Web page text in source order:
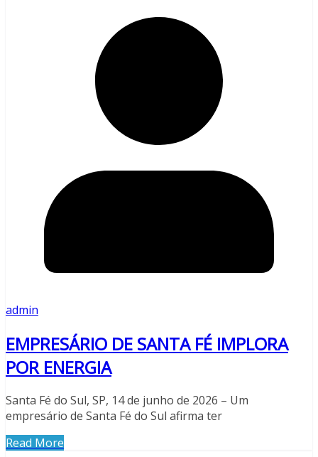
admin
EMPRESÁRIO DE SANTA FÉ IMPLORA
POR ENERGIA
Santa Fé do Sul, SP, 14 de junho de 2026 – Um
empresário de Santa Fé do Sul afirma ter
Read More